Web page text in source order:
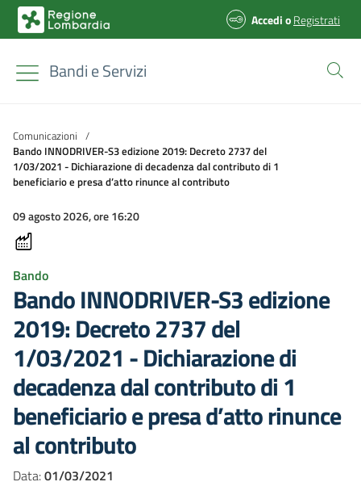
AccedioRegistrati
Bandi e Servizi
Comunicazioni /
Bando INNODRIVER-S3 edizione 2019: Decreto 2737 del
1/03/2021 - Dichiarazione di decadenza dal contributo di 1
beneficiario e presa d’atto rinunce al contributo
09 agosto 2026, ore 16:20
Bando
Bando INNODRIVER-S3 edizione
2019: Decreto 2737 del
1/03/2021 - Dichiarazione di
decadenza dal contributo di 1
beneficiario e presa d’atto rinunce
al contributo
Data:01/03/2021